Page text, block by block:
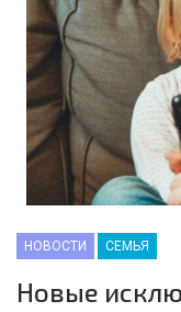
НОВОСТИ СЕМЬЯ
Новые